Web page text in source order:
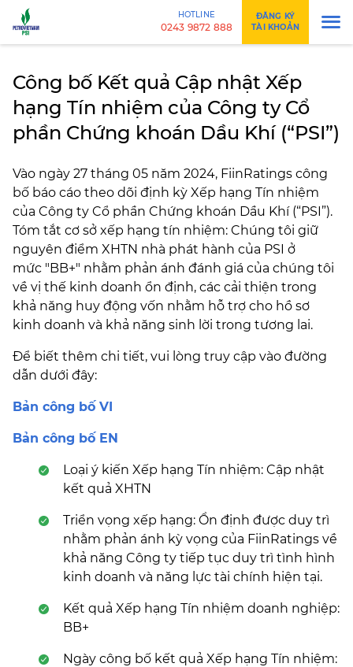
HOTLINE
0243 9872 888
ĐĂNG KÝ
TÀI KHOẢN
Công bố Kết quả Cập nhật Xếp
hạng Tín nhiệm của Công ty Cổ
phần Chứng khoán Dầu Khí (“PSI”)
Vào ngày 27 tháng 05 năm 2024, FiinRatings công
bố báo cáo theo dõi định kỳ Xếp hạng Tín nhiệm
của Công ty Cổ phần Chứng khoán Dầu Khí (“PSI”).
Tóm tắt cơ sở xếp hạng tín nhiệm: Chúng tôi giữ
nguyên điểm XHTN nhà phát hành của PSI ở
mức "BB+" nhằm phản ánh đánh giá của chúng tôi
về vị thế kinh doanh ổn định, các cải thiện trong
khả năng huy động vốn nhằm hỗ trợ cho hồ sơ
kinh doanh và khả năng sinh lời trong tương lai.
Để biết thêm chi tiết, vui lòng truy cập vào đường
dẫn dưới đây:
Bản công bố VI
Bản công bố EN
Loại ý kiến Xếp hạng Tín nhiệm: Cập nhật
kết quả XHTN
Triển vọng xếp hạng: Ổn định được duy trì
nhằm phản ánh kỳ vọng của FiinRatings về
khả năng Công ty tiếp tục duy trì tình hình
kinh doanh và năng lực tài chính hiện tại.
Kết quả Xếp hạng Tín nhiệm doanh nghiệp:
BB+
Ngày công bố kết quả Xếp hạng Tín nhiệm: